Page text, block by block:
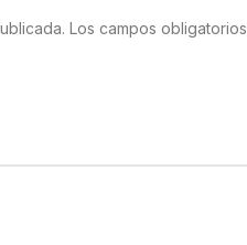
Los campos obligatorios